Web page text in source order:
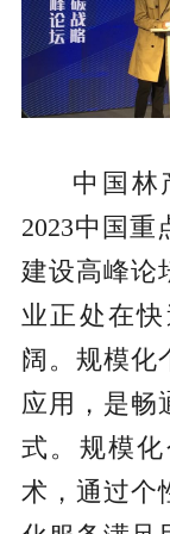
中国林
2023中国
建设高峰论
业正处在
阔。规模化
应用，是畅
式。规模
术，通过个